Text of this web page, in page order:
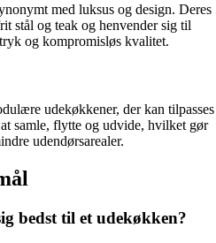
med luksus og design. Deres
stål og teak og henvender sig til
og kompromisløs kvalitet.
udekøkkener, der kan tilpasses
samle, flytte og udvide, hvilket gør
udendørsarealer.
bedst til et udekøkken?